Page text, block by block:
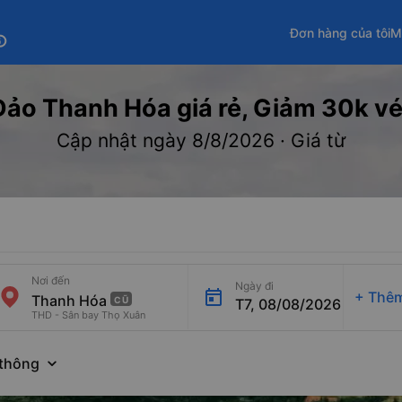
Đơn hàng của tôi
Thanh Hóa giá rẻ, Giảm 30k
Cập nhật ngày 8/8/2026 · Giá từ
CŨ
Nơi đến
THD - Sân bay Thọ Xuân
Ngày đi
T7, 08/08/2026 +